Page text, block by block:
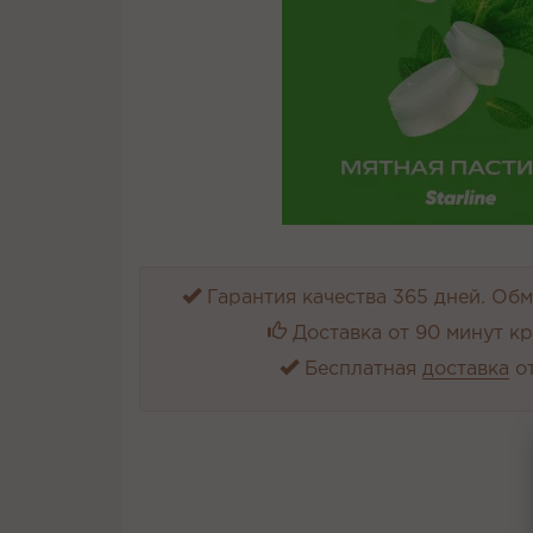
Гарантия качества 365 дней.
Доставка от 90 минут
Бесплатная доставка